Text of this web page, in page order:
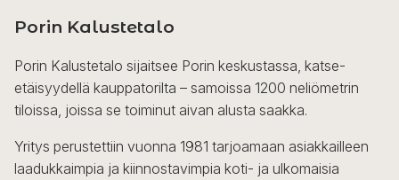
Porin Kalustetalo
Porin Kalustetalo sijaitsee Porin keskustassa, katse-
etäisyydellä kauppatorilta – samoissa 1200 neliömetrin
tiloissa, joissa se toiminut aivan alusta saakka.
Yritys perustettiin vuonna 1981 tarjoamaan asiakkailleen
laadukkaimpia ja kiinnostavimpia koti- ja ulkomaisia